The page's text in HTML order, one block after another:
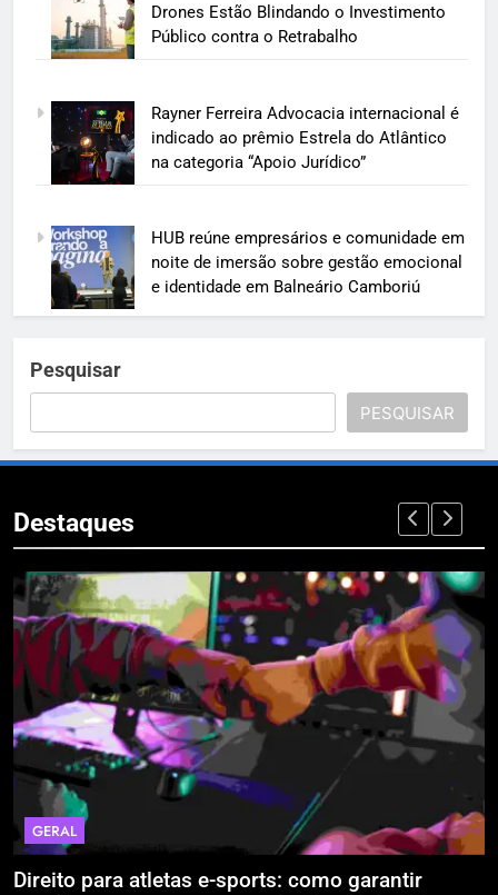
Drones Estão Blindando o Investimento
Público contra o Retrabalho
Rayner Ferreira Advocacia internacional é
indicado ao prêmio Estrela do Atlântico
na categoria “Apoio Jurídico”
HUB reúne empresários e comunidade em
noite de imersão sobre gestão emocional
e identidade em Balneário Camboriú
Pesquisar
PESQUISAR
Destaques
GERAL
Direito para atletas e-sports: como garantir